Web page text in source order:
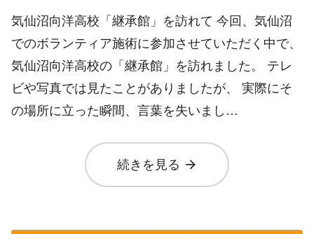
気仙沼向洋高校「継承館」を訪れて 今回、気仙沼
でのボランティア施術に参加させていただく中で、
気仙沼向洋高校の「継承館」を訪れました。 テレ
ビや写真では見たことがありましたが、 実際にそ
の場所に立った瞬間、言葉を失いまし…
続きを見る arrow_forward